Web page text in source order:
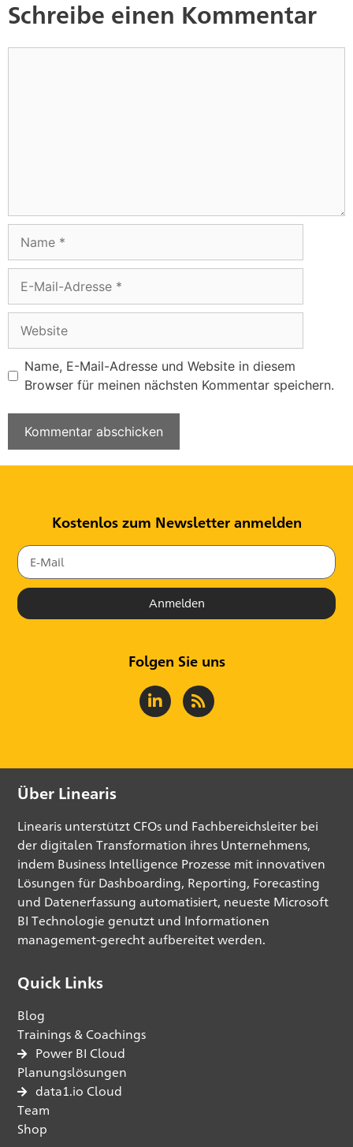
Schreibe einen Kommentar
Name, E-Mail-Adresse und Website in diesem
Browser für meinen nächsten Kommentar speichern.
Kostenlos zum Newsletter anmelden
Anmelden
Folgen Sie uns
Über Linearis
Linearis unterstützt CFOs und Fachbereichsleiter bei
der digitalen Transformation ihres Unternehmens,
indem Business Intelligence Prozesse mit innovativen
Lösungen für Dashboarding, Reporting, Forecasting
und Datenerfassung automatisiert, neueste Microsoft
BI Technologie genutzt und Informationen
management-gerecht aufbereitet werden.
Quick Links
Blog
Trainings & Coachings
Power BI Cloud
Planungslösungen
data1.io Cloud
Team
Shop